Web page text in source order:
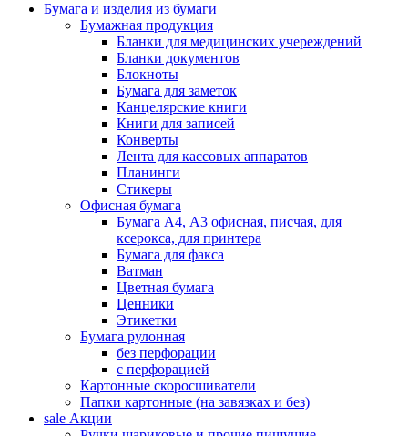
Бумага и изделия из бумаги
Бумажная продукция
Бланки для медицинских учереждений
Бланки документов
Блокноты
Бумага для заметок
Канцелярские книги
Книги для записей
Конверты
Лента для кассовых аппаратов
Планинги
Стикеры
Офисная бумага
Бумага А4, А3 офисная, писчая, для
ксерокса, для принтера
Бумага для факса
Ватман
Цветная бумага
Ценники
Этикетки
Бумага рулонная
без перфорации
с перфорацией
Картонные скоросшиватели
Папки картонные (на завязках и без)
sale Акции